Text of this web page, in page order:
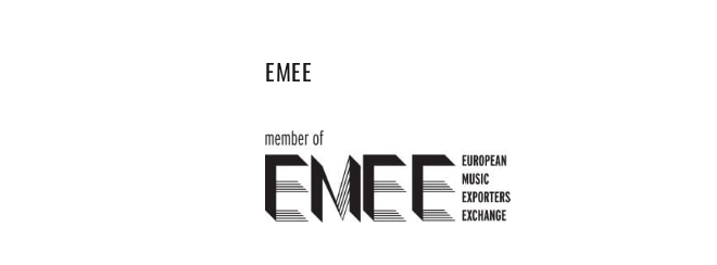
EMEE